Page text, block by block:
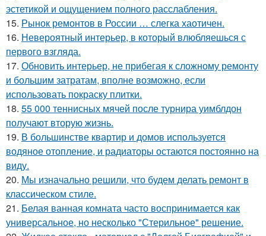
эстетикой и ощущением полного расслабления.
15. Рынок ремонтов в России … слегка хаотичен.
16. Невероятный интерьер, в который влюбляешься с
первого взгляда.
17. Обновить интерьер, не прибегая к сложному ремонту
и большим затратам, вполне возможно, если
использовать покраску плитки.
18. 55 000 теннисных мячей после турнира уимблдон
получают вторую жизнь.
19. В большинстве квартир и домов используется
водяное отопление, и радиаторы остаются постоянно на
виду.
20. Мы изначально решили, что будем делать ремонт в
классическом стиле.
21. Белая ванная комната часто воспринимается как
универсальное, но несколько "Стерильное" решение.